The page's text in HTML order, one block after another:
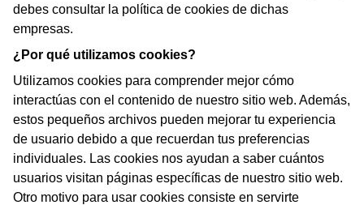
debes consultar la política de cookies de dichas
empresas.
¿Por qué utilizamos cookies?
Utilizamos cookies para comprender mejor cómo
interactúas con el contenido de nuestro sitio web. Además,
estos pequeños archivos pueden mejorar tu experiencia
de usuario debido a que recuerdan tus preferencias
individuales. Las cookies nos ayudan a saber cuántos
usuarios visitan páginas específicas de nuestro sitio web.
Otro motivo para usar cookies consiste en servirte